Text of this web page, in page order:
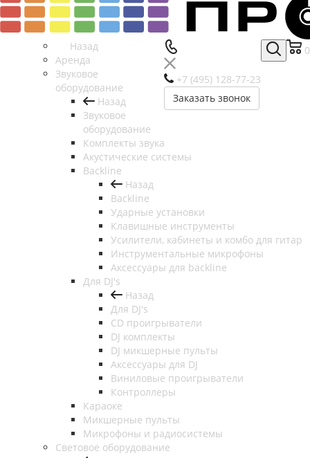
0
+7 (495) 128-77-23
Заказать звонок
Назад
Аренда
Звуковое
оборудование
Назад
Звуковое
оборудование
Комплекты звука
Акустические системы
Backline
Назад
Backline
Ударные установки
Клавишные инструменты
Усилители, кабинеты и комбо для гитар
Инструментальные микрофоны
Аксессуары для backline
Для DJ's
Назад
Для DJ's
CD проигрыватели
DJ комплекты
DJ микшерные пульты
Аксессуары для DJ
Виниловые проигрыватели
Контроллеры
Караоке
Микшерные пульты
Микрофоны и радиосистемы
Световое оборудование